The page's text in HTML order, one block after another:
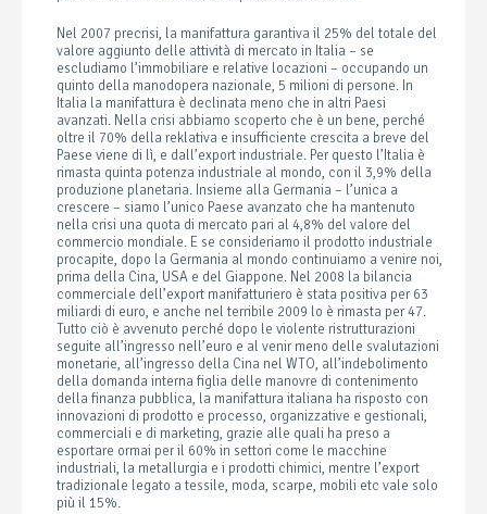
Nel 2007 precrisi, la manifattura garantiva il 25% del totale del
valore aggiunto delle attività di mercato in Italia – se
escludiamo l’immobiliare e relative locazioni – occupando un
quinto della manodopera nazionale, 5 milioni di persone. In
Italia la manifattura è declinata meno che in altri Paesi
avanzati. Nella crisi abbiamo scoperto che è un bene, perché
oltre il 70% della reklativa e insufficiente crescita a breve del
Paese viene di lì, e dall’export industriale. Per questo l’Italia è
rimasta quinta potenza industriale al mondo, con il 3,9% della
produzione planetaria. Insieme alla Germania – l’unica a
crescere – siamo l’unico Paese avanzato che ha mantenuto
nella crisi una quota di mercato pari al 4,8% del valore del
commercio mondiale. E se consideriamo il prodotto industriale
procapite, dopo la Germania al mondo continuiamo a venire noi,
prima della Cina, USA e del Giappone. Nel 2008 la bilancia
commerciale dell’export manifatturiero è stata positiva per 63
miliardi di euro, e anche nel terribile 2009 lo è rimasta per 47.
Tutto ciò è avvenuto perché dopo le violente ristrutturazioni
seguite all’ingresso nell’euro e al venir meno delle svalutazioni
monetarie, all’ingresso della Cina nel WTO, all’indebolimento
della domanda interna figlia delle manovre di contenimento
della finanza pubblica, la manifattura italiana ha risposto con
innovazioni di prodotto e processo, organizzative e gestionali,
commerciali e di marketing, grazie alle quali ha preso a
esportare ormai per il 60% in settori come le macchine
industriali, la metallurgia e i prodotti chimici, mentre l’export
tradizionale legato a tessile, moda, scarpe, mobili etc vale solo
più il 15%.